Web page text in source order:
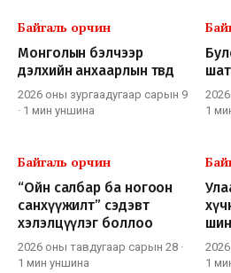
Байгаль орчин
Монголын бэлчээр
дэлхийн анхаарлын төвд
2026 оны зургаадугаар сарын 9
· 1 мин уншина
1
Байгаль орчин
“Ойн салбар ба ногоон
санхүүжилт” сэдэвт
хэлэлцүүлэг боллоо
2026 оны тавдугаар сарын 28 ·
1 мин уншина
1